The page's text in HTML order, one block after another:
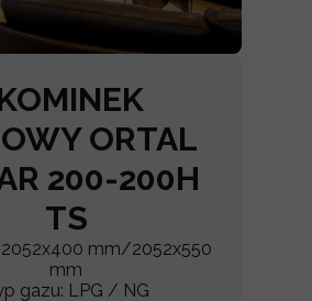
ORTAL
200-200H
TS
mm/2052x550
mm
gazu: LPG / NG